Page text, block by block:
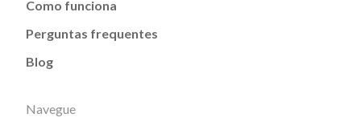
Como funciona
Perguntas frequentes
Blog
Navegue